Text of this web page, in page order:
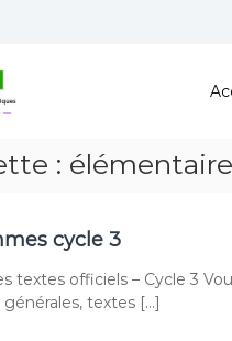
: élémentaire
cycle 3
textes officiels – Cycle 3
générales, textes […]